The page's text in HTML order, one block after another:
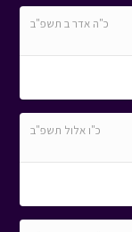
כ"ה אדר ב תשפ"ב
כ"ו אלול תשפ"ב